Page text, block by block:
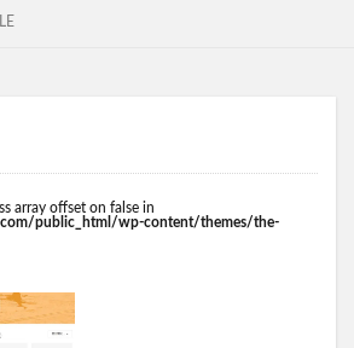
array offset on false in
public_html/wp-content/themes/the-